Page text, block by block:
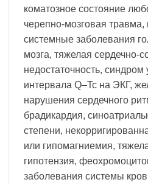
коматозное состояние
черепно-мозговая
системные заболевания
мозга, тяжелая сердечно-
недостаточность, синдром
интервала Q–Tc на ЭКГ,
нарушения сердечного
брадикардия,
степени,
или гипомагниемия,
гипотензия,
заболевания системы